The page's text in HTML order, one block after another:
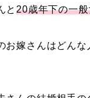
と20歳年下の一
お嫁さんはどんな